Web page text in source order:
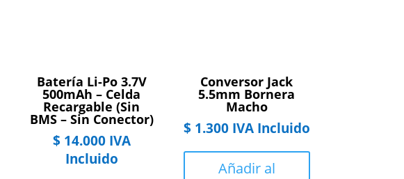
Batería Li-Po 3.7V
500mAh – Celda
Recargable (Sin
BMS – Sin Conector)
$14.000 IVA
Incluido
Conversor Jack
5.5mm Bornera
Macho
$1.300 IVA Incluido
Añadir al